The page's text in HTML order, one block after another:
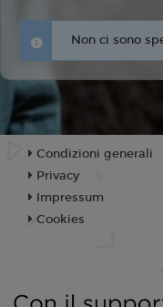
Non ci sono
Condizioni generali
Privacy
Impressum
Cookies